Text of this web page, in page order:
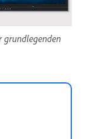
grundlegenden